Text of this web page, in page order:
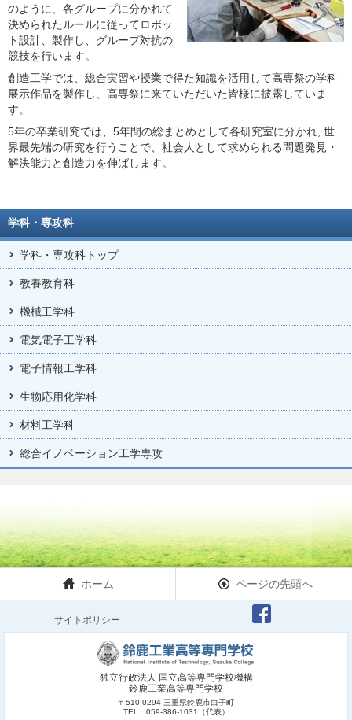
のように、各グループに分かれて
決められたルールに従ってロボッ
ト設計、製作し、グループ対抗の
競技を行います。
創造工学では、総合実習や授業で得た知識を活用して高専祭の学科
展示作品を製作し、高専祭に来ていただいた皆様に披露していま
す。
5年の卒業研究では、5年間の総まとめとして各研究室に分かれ, 世
界最先端の研究を行うことで、社会人として求められる問題発見・
解決能力と創造力を伸ばします。
学科・専攻科
学科・専攻科トップ
教養教育科
機械工学科
電気電子工学科
電子情報工学科
生物応用化学科
材料工学科
総合イノベーション工学専攻
ホーム ページの先頭へ
サイトポリシー
独立行政法人 国立高等専門学校機構
鈴鹿工業高等専門学校
〒510-0294 三重県鈴鹿市白子町
TEL：059-386-1031（代表）